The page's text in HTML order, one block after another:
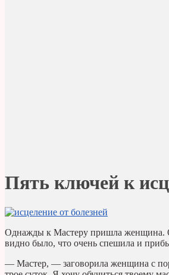
Пять ключей к
Однажды к Мастеру пришла женщина.
видно было, что очень спешила и
— Мастер, — заговорила женщина с